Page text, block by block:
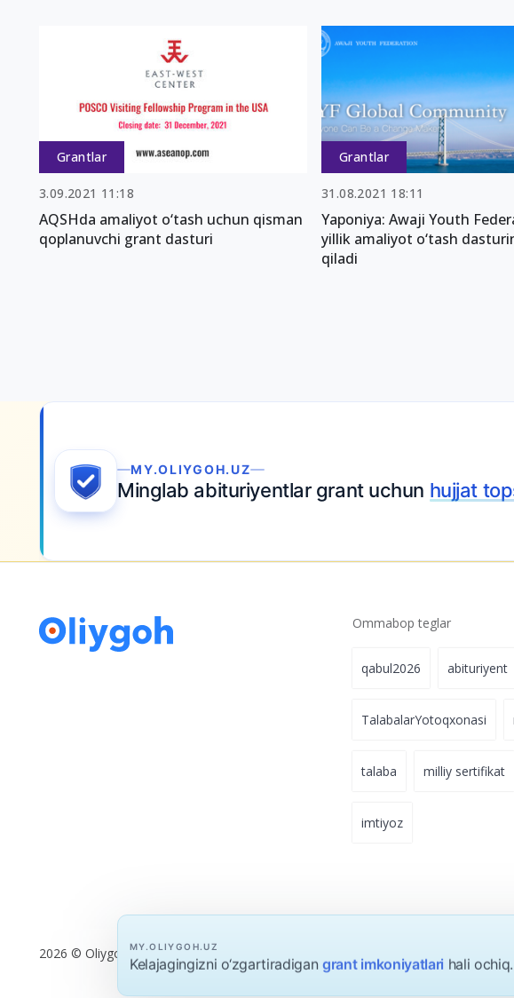
Grantlar
3.09.2021 11:18
AQSHda amaliyot o‘tash uchun qisman
qoplanuvchi grant dasturi
Grantlar
31.08.2021 18:11
Yaponiya: Awaji Youth
yillik amaliyot o‘tash
qiladi
MY.OLIYGOH.UZ
Minglab abituriyentlar grant uchun hujjat
Ommabop teglar
qabul2026 abituriyent
TalabalarYotoqxonasi
talaba milliy sertifikat
imtiyoz
2026 © Oliygoh.uz, Barcha huquqlar himoyalangan
MY.OLIYGOH.UZ
Kelajagingizni o‘zgartiradigangrant imkoniyatlari hali ochiq.